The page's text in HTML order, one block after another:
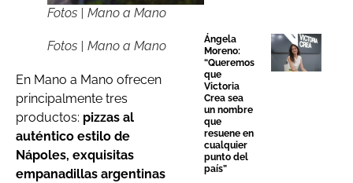
Fotos | Mano a Mano
Fotos | Mano a Mano
En Mano a Mano ofrecen
principalmente tres
productos: pizzas al
auténtico estilo de
Nápoles, exquisitas
empanadillas argentinas
Ángela
Moreno:
“Queremos
que
Victoria
Crea sea
un nombre
que
resuene en
cualquier
punto del
país”